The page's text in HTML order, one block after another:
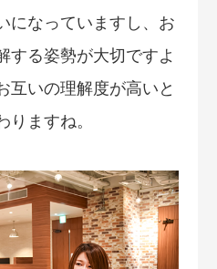
になっていますし、お
する姿勢が大切ですよ
互いの理解度が高いと
りますね。